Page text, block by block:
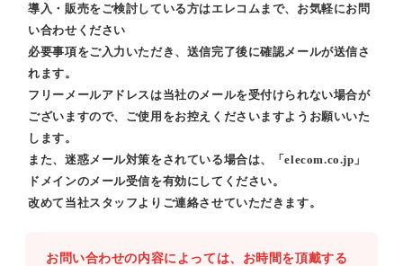
導入・販売をご検討している方はエレコムまで、お気軽にお問
い合わせください
必要事項をご入力いただき、送信完了後に確認メールが送信さ
れます。
フリーメールアドレスは当社のメールを受付けられない場合が
ございますので、ご使用をお控えくださいますようお願いいた
します。
また、迷惑メール対策をされている場合は、「elecom.co.jp」
ドメインのメール受信を有効にしてください。
改めて当社スタッフよりご連絡させていただきます。
お問い合わせの内容によっては、お時間を頂戴する